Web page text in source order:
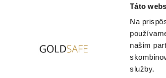
Táto
Na
našim
služby.
Ochrana osobných údajov